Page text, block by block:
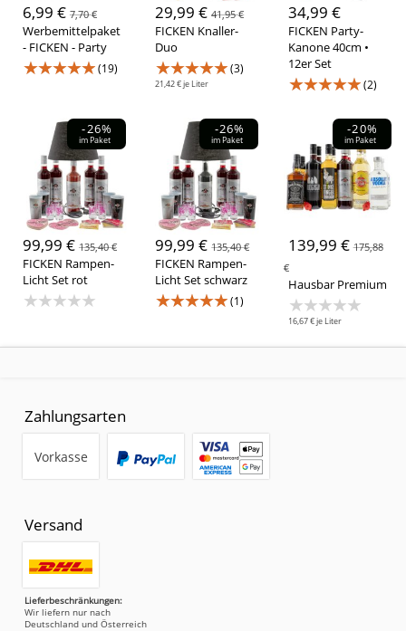
Eichung
0,2 Liter(2)
Preis
0,00 € - 9,99 € 25,00 € - 49,99 €
(2)
50,00 € - 74,99 €
75,00 € - 99,99 € (3)
125,00 € - 149,99 €
(1)
6,99 € 7,70 €
Werbemittelpaket
- FICKEN - Party
★★★★★(19)
29,99 €41,95 €
FICKEN Knaller-
Duo
★★★★★(3)
21,42 € je Liter
34,99 €
FICKEN Party-
Kanone 40cm •
12er Set
★★★★★(2)
-26%
im Paket
99,99 € 135,40 €
FICKEN Rampen-
Licht Set rot
★★★★★
-26%
im Paket
99,99 €135,40 €
FICKEN Rampen-
Licht Set schwarz
★★★★★(1)
-20%
im Paket
139,99 €175,88
€
Hausbar Premium
★★★★★
16,67 € je Liter
Zahlungsarten
Vorkasse
Versand
Lieferbeschränkungen:
Wir liefern nur nach
Deutschland und Österreich